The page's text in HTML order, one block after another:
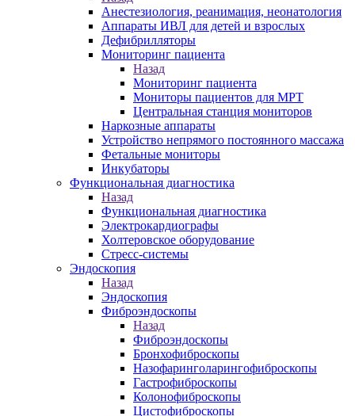
Анестезиология, реанимация, неонатология
Аппараты ИВЛ для детей и взрослых
Дефибрилляторы
Мониторинг пациента
Назад
Мониторинг пациента
Мониторы пациентов для МРТ
Центральная станция мониторов
Наркозные аппараты
Устройство непрямого постоянного массажа
Фетальные мониторы
Инкубаторы
Функциональная диагностика
Назад
Функциональная диагностика
Электрокардиографы
Холтеровское оборудование
Стресс-системы
Эндоскопия
Назад
Эндоскопия
Фиброэндоскопы
Назад
Фиброэндоскопы
Бронхофиброскопы
Назофаринголарингофиброскопы
Гастрофиброскопы
Колонофиброскопы
Цистофиброскопы